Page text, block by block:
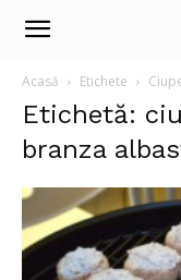
Acasă Etichete
Etichetă:
branza